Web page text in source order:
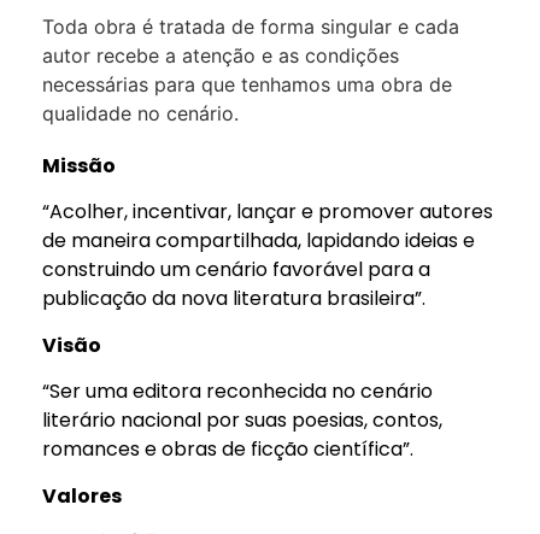
Toda obra é tratada de forma singular e cada
autor recebe a atenção e as condições
necessárias para que tenhamos uma obra de
qualidade no cenário.
Missão
“Acolher, incentivar, lançar e promover autores
de maneira compartilhada, lapidando ideias e
construindo um cenário favorável para a
publicação da nova literatura brasileira”.
Visão
“Ser uma editora reconhecida no cenário
literário nacional por suas poesias, contos,
romances e obras de ficção científica”.
Valores